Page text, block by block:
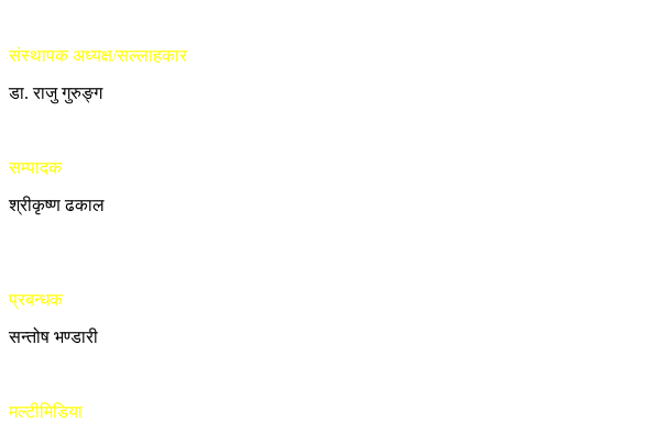
संस्थापक अध्यक्ष/सल्लाहकार
डा. राजु गुरुङ्ग
सम्पादक
श्रीकृष्ण ढकाल
प्रबन्धक
सन्तोष भण्डारी
मल्टीमिडिया